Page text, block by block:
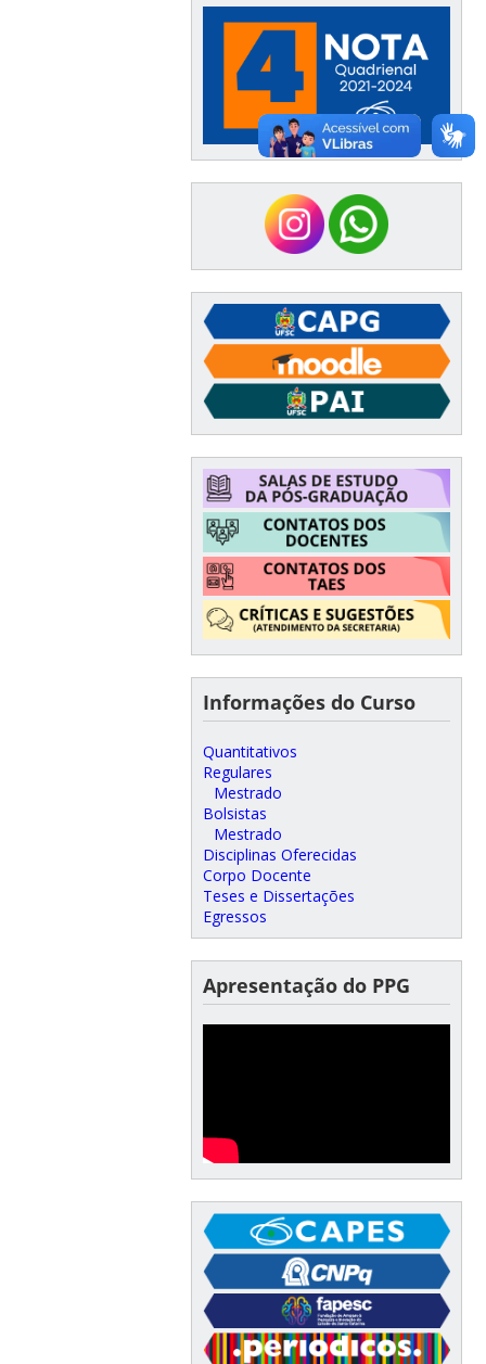
Informações do Curso
Quantitativos
Regulares
Mestrado
Bolsistas
Mestrado
Disciplinas Oferecidas
Corpo Docente
Teses e Dissertações
Egressos
Apresentação do PPG